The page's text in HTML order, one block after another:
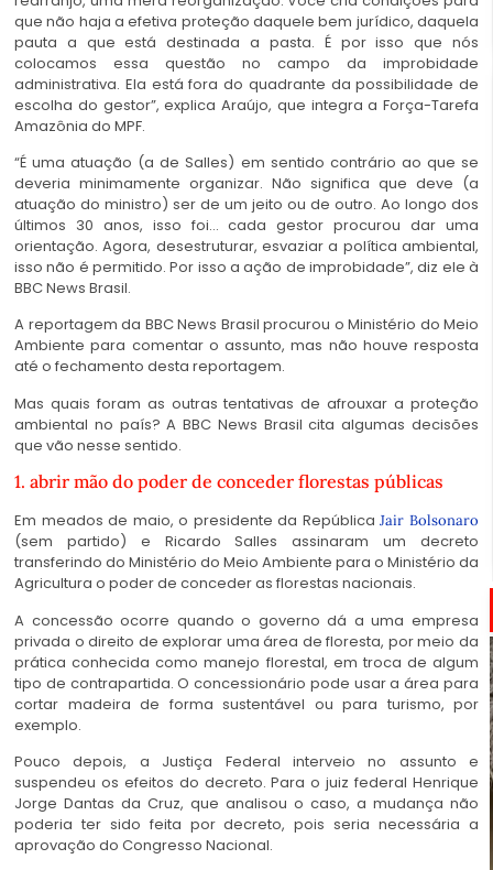
que não haja a efetiva proteção daquele bem jurídico, daquela
pauta a que está destinada a pasta. É por isso que nós
colocamos essa questão no campo da improbidade
administrativa. Ela está fora do quadrante da possibilidade de
escolha do gestor”, explica Araújo, que integra a Força-Tarefa
Amazônia do MPF.
“É uma atuação (a de Salles) em sentido contrário ao que se
deveria minimamente organizar. Não significa que deve (a
atuação do ministro) ser de um jeito ou de outro. Ao longo dos
últimos 30 anos, isso foi… cada gestor procurou dar uma
orientação. Agora, desestruturar, esvaziar a política ambiental,
isso não é permitido. Por isso a ação de improbidade”, diz ele à
BBC News Brasil.
A reportagem da BBC News Brasil procurou o Ministério do Meio
Ambiente para comentar o assunto, mas não houve resposta
até o fechamento desta reportagem.
Mas quais foram as outras tentativas de afrouxar a proteção
ambiental no país? A BBC News Brasil cita algumas decisões
que vão nesse sentido.
1. abrir mão do poder de conceder florestas públicas
Em meados de maio, o presidente da RepúblicaJair Bolsonaro
(sem partido) e Ricardo Salles assinaram um decreto
transferindo do Ministério do Meio Ambiente para o Ministério da
Agricultura o poder de conceder as florestas nacionais.
A concessão ocorre quando o governo dá a uma empresa
privada o direito de explorar uma área de floresta, por meio da
prática conhecida como manejo florestal, em troca de algum
tipo de contrapartida. O concessionário pode usar a área para
cortar madeira de forma sustentável ou para turismo, por
exemplo.
Pouco depois, a Justiça Federal interveio no assunto e
suspendeu os efeitos do decreto. Para o juiz federal Henrique
Jorge Dantas da Cruz, que analisou o caso, a mudança não
poderia ter sido feita por decreto, pois seria necessária a
aprovação do Congresso Nacional.